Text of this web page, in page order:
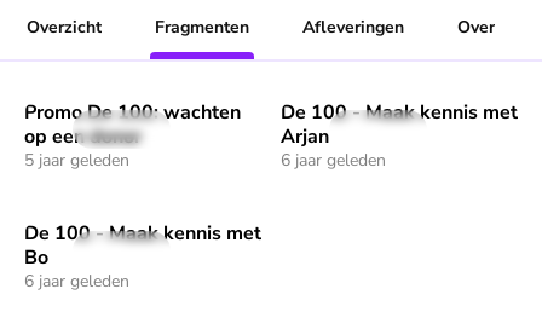
Overzicht Fragmenten Afleveringen Over
23 sec
Promo De 100: wachten
op een donor
5 jaar geleden
Speel "Promo De 100: wachten op een donor" af
55 sec
De 100 - Maak kennis met
Arjan
6 jaar geleden
Speel "De 100 - Maak
59 sec
De 100 - Maak kennis met
Bo
6 jaar geleden
Speel "De 100 - Maak kennis met Bo" af